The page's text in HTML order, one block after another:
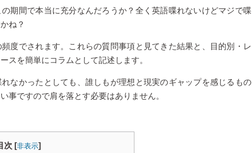
期間で本当に充分なんだろうか？全く英語喋れないけどマジで喋
ね？
度でされます。これらの質問事項と見てきた結果と、目的別・レ
スを簡単にコラムとして記述します。
なかったとしても、誰しもが理想と現実のギャップを感じるもの
事ですので肩を落とす必要はありません。
次 [非表示]